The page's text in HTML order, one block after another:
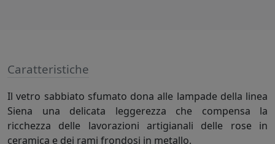
Caratteristiche
Il vetro sabbiato sfumato dona alle lampade della linea
Siena una delicata leggerezza che compensa la
ricchezza delle lavorazioni artigianali delle rose in
ceramica e dei rami frondosi in metallo.